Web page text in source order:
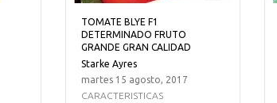
TOMATE BLYE F1
DETERMINADO FRUTO
GRANDE GRAN CALIDAD
Starke Ayres
martes 15 agosto, 2017
CARACTERISTICAS